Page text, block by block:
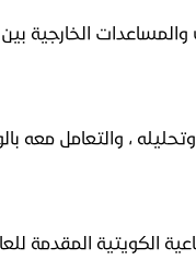
الخارجية
، والتعامل معه
الكويتية المقدمة